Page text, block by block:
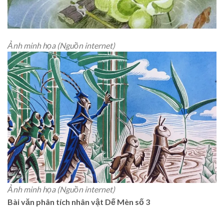
Ảnh minh họa (Nguồn internet)
Ảnh minh họa (Nguồn internet)
Bài văn phân tích nhân vật Dế Mèn số 3